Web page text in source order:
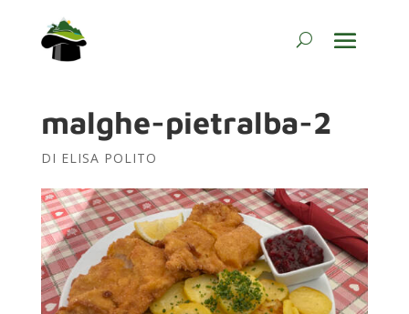
malghe-pietralba-2
DI ELISA POLITO